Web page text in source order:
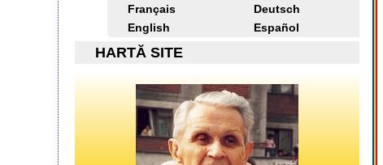
Français
Deutsch
English
Español
HARTĂ SITE